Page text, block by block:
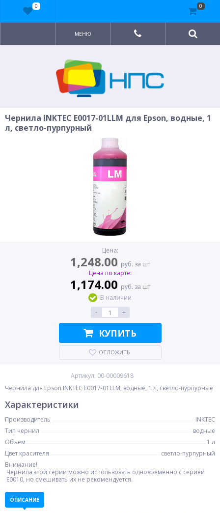
МЕНЮ
Чернила INKTEC E0017-01LLM для Epson, водные, 1
л, светло-пурпурный
Цена:
1,248.00 руб. за шт
Цена по карте:
1,174.00 руб. за шт
В наличии
-
+
КУПИТЬ
ОТЛОЖИТЬ
Артикул: 00-00009618
Чернила для Epson INKTEC E0017-01LLM, водные, 1 л, светло-пурпурные
Характеристики
Производитель
INKTEC
Тип чернил
водные
Объем
1 л
Цвет красителя
светло-пурпурный
Внимание!
Чернила этой серии можно использовать одновременно с серией
E0010, но смешивать их не рекомендуется.
ОПИСАНИЕ
0 0